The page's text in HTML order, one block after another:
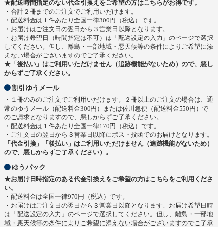
★配送時間指定のない代金引換えをご希望の方はこちらがお得です。
・合計２冊までのご注文でご利用いだけます。
・配送料金は１件あたり全国一律300円（税込）です。
・お届けはご注文日の翌日から３営業日以降となります。
・お届け希望日（時間指定は不可）は「配送設定の入力」のページで選択
してください。但し、離島・一部地域・悪天候等の条件によりご希望に添
えない場合がございますのでご了承ください。
★「後払い」はご利用いただけません（追跡機能がないため）ので、悪し
からずご了承ください。
割引ゆうメール
・１冊のみのご注文でご利用いだけます。２冊以上のご注文の場合は、通
常のゆうメール（配送料金300円）または佐川急便（配送料金550円）で
のご請求となりますので、悪しからずご了承ください。
・配送料金は１件あたり全国一律170円（税込）です。
・ご注文日の翌日から３営業日以降にポスト投函でのお届けとなります。
「代金引換」「後払い」はご利用いただけません（追跡機能がないため）
ので、悪しからずご了承ください）。
ゆうパック
★お届け日時指定のある代金引換えをご希望の方はこちらをご利用くださ
い。
・配送料金は全国一律970円（税込）です。
・お届けはご注文日の翌日から３営業日以降となります。お届け希望日時
は「配送設定の入力」のページで選択してください。但し、離島・一部地
域・悪天候等の条件によりご希望に添えない場合がございますのでご了承